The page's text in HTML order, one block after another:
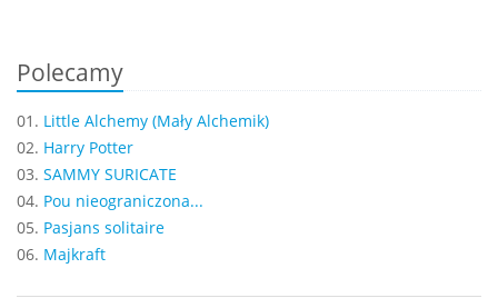
Polecamy
01. Little Alchemy (Mały Alchemik)
02. Harry Potter
03. SAMMY SURICATE
04. Pou nieograniczona...
05. Pasjans solitaire
06. Majkraft